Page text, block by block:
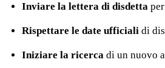
Inviare la lettera di disdetta
Rispettare le date ufficiali di
Iniziare la ricerca di un nuovo